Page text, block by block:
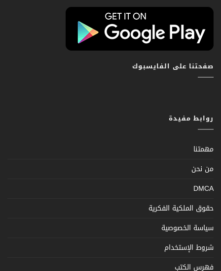
صفحتنا على الفايسبوك
روابط مفيدة
مهمتنا
من نحن
DMCA
حقوق الملكية الفكرية
سياسة الخصوصية
شروط الإستخدام
فهرس الكتب